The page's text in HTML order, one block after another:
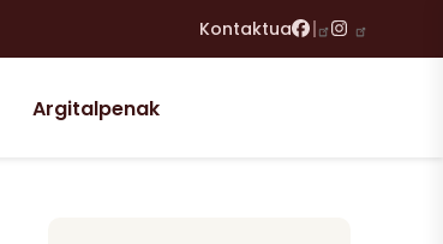
Kontaktua FacebookInstagram
Argitalpenak